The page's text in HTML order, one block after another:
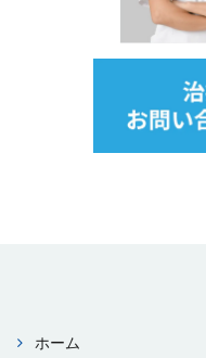
ホーム